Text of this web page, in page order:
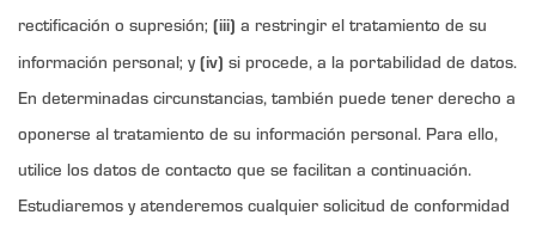
rectificación o supresión; (iii) a restringir el tratamiento de su
información personal; y (iv) si procede, a la portabilidad de datos.
En determinadas circunstancias, también puede tener derecho a
oponerse al tratamiento de su información personal. Para ello,
utilice los datos de contacto que se facilitan a continuación.
Estudiaremos y atenderemos cualquier solicitud de conformidad